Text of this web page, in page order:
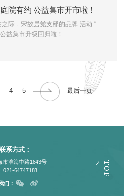
院有约 公益集市开市啦！
际，宋故居党支部的品牌 活动 “
益集市升级回归啦！
4 5 最后一页
联系方式：
市淮海中路1843号
021-64747183
们：